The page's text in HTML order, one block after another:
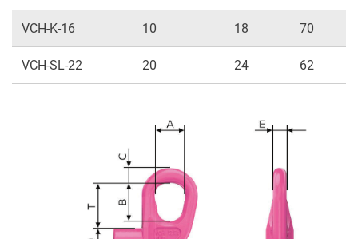
VCH-K-16 10 18 70
VCH-SL-22 20 24 62